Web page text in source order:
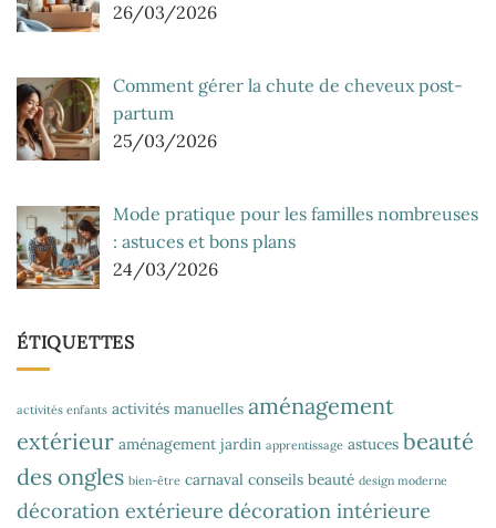
26/03/2026
Comment gérer la chute de cheveux post-
partum
25/03/2026
Mode pratique pour les familles nombreuses
: astuces et bons plans
24/03/2026
ÉTIQUETTES
activités enfants activités manuelles aménagement
extérieur aménagement jardin apprentissage astuces beauté
des ongles bien-être carnaval conseils beauté design moderne
décoration extérieure décoration intérieure